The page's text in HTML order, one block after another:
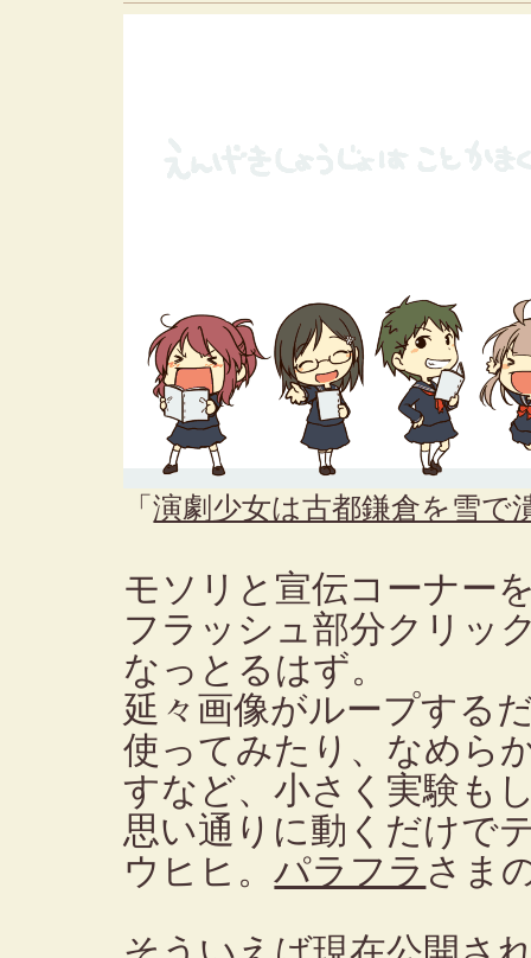
「演劇少女は古都鎌倉を雪で
モソリと宣伝コーナー
フラッシュ部分クリッ
なっとるはず。
延々画像がループする
使ってみたり、なめら
すなど、小さく実験も
思い通りに動くだけで
ウヒヒ。パラフラ さま